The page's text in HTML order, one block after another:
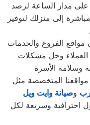
على مدار الساعة لرصد
إلى منزلك لتوفير
الفروع والخدمات
العملاء وحل مشكلات
مواقعنا المتخصصة مثل
وصيانة وايت ويل
احترافية وسريعة لكل